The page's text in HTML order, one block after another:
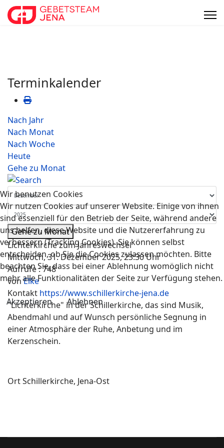
Terminkalender
Nach Jahr
Nach Monat
Nach Woche
Heute
Gehe zu Monat
Gehe zu Monat
Lichterkirche zum Jahreswechsel
Mittwoch, 31. Dezember 2025, 23:30 Uhr
Aufrufe: 748
vonElke
Kontakt https://www.schillerkirche-jena.de
"Lichterkirche" in der Schillerkirche, das sind Musik,
Abendmahl und auf Wunsch persönliche Segnung in
einer Atmosphäre der Ruhe, Anbetung und im
Kerzenschein.
OrtSchillerkirche, Jena-Ost
Wir benutzen Cookies
Wir nutzen Cookies auf unserer Website. Einige von ihnen
sind essenziell für den Betrieb der Seite, während andere
uns helfen, diese Website und die Nutzererfahrung zu
verbessern (Tracking Cookies). Sie können selbst
entscheiden, ob Sie die Cookies zulassen möchten. Bitte
beachten Sie, dass bei einer Ablehnung womöglich nicht
mehr alle Funktionalitäten der Seite zur Verfügung stehen.
Akzeptieren Ablehnen